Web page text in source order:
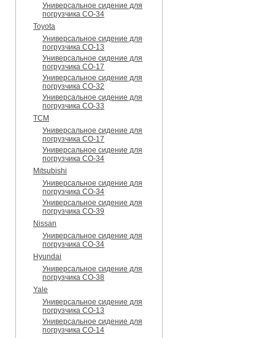
Универсальное сидение для
погрузчика CO-34
Toyota
Универсальное сидение для
погрузчика CO-13
Универсальное сидение для
погрузчика CO-17
Универсальное сидение для
погрузчика CO-32
Универсальное сидение для
погрузчика CO-33
TCM
Универсальное сидение для
погрузчика CO-17
Универсальное сидение для
погрузчика CO-34
Mitsubishi
Универсальное сидение для
погрузчика CO-34
Универсальное сидение для
погрузчика CO-39
Nissan
Универсальное сидение для
погрузчика CO-34
Hyundai
Универсальное сидение для
погрузчика CO-38
Yale
Универсальное сидение для
погрузчика CO-13
Универсальное сидение для
погрузчика CO-14